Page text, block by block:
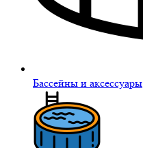
Бассейны и аксессуары